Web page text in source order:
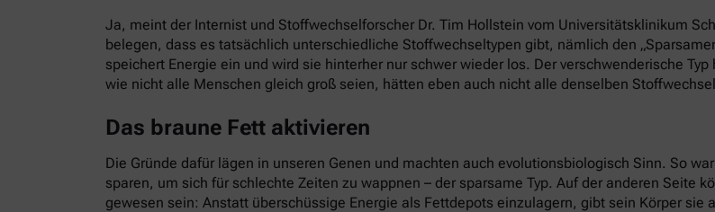
Ja, meint der Internist und Stoffwechselforscher Dr. Tim Hollstein vom Universitätsklinikum
belegen, dass es tatsächlich unterschiedliche Stoffwechseltypen gibt, nämlich den
speichert Energie ein und wird sie hinterher nur schwer wieder los. Der verschwenderische
wie nicht alle Menschen gleich groß seien, hätten eben auch nicht alle denselben
Das braune Fett aktivieren
Die Gründe dafür lägen in unseren Genen und machten auch evolutionsbiologisch Sinn. So
sparen, um sich für schlechte Zeiten zu wappnen – der sparsame Typ. Auf der anderen Seite
gewesen sein: Anstatt überschüssige Energie als Fettdepots einzulagern, gibt sein Körper sie